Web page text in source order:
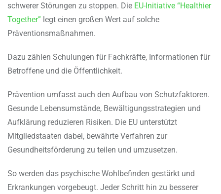
schwerer Störungen zu stoppen. Die EU-Initiative “Healthier
Together” legt einen großen Wert auf solche
Präventionsmaßnahmen.
Dazu zählen Schulungen für Fachkräfte, Informationen für
Betroffene und die Öffentlichkeit.
Prävention umfasst auch den Aufbau von Schutzfaktoren.
Gesunde Lebensumstände, Bewältigungsstrategien und
Aufklärung reduzieren Risiken. Die EU unterstützt
Mitgliedstaaten dabei, bewährte Verfahren zur
Gesundheitsförderung zu teilen und umzusetzen.
So werden das psychische Wohlbefinden gestärkt und
Erkrankungen vorgebeugt. Jeder Schritt hin zu besserer